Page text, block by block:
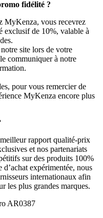
fidélité ?
MyKenza, vous recevrez
exclusif de 10%, valable à
site lors de votre
communiquer à notre
pour vous remercier de
MyKenza encore plus
rapport qualité-prix
et nos partenariats
sur des produits 100%
expérimentée, nous
internationaux afin
les plus grandes marques.
AR0387